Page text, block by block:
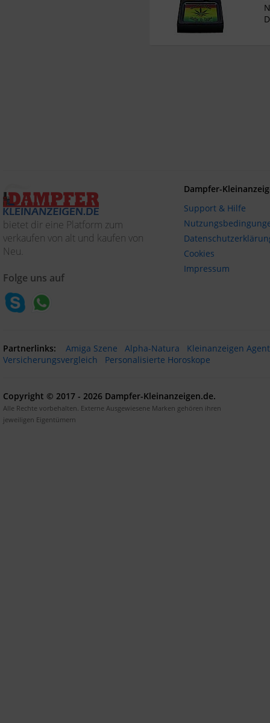
bietet dir eine Platform zum
verkaufen von alt und kaufen von
Neu.
Folge uns auf
Dampfer-
Support & Hilfe
Cookies
Impressum
Partnerlinks: Amiga Szene Alpha-Natura
Kleinanzeigen
Versicherungsvergleich
Personalisierte Horoskope
Copyright © 2017 - 2026 Dampfer-Kleinanzeigen.de.
Alle Rechte vorbehalten. Externe Ausgewiesene Marken gehören ihren
jeweiligen Eigentümern